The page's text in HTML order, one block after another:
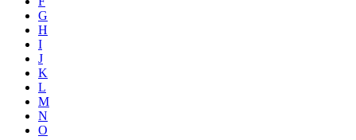
G
H
I
J
K
L
M
N
O